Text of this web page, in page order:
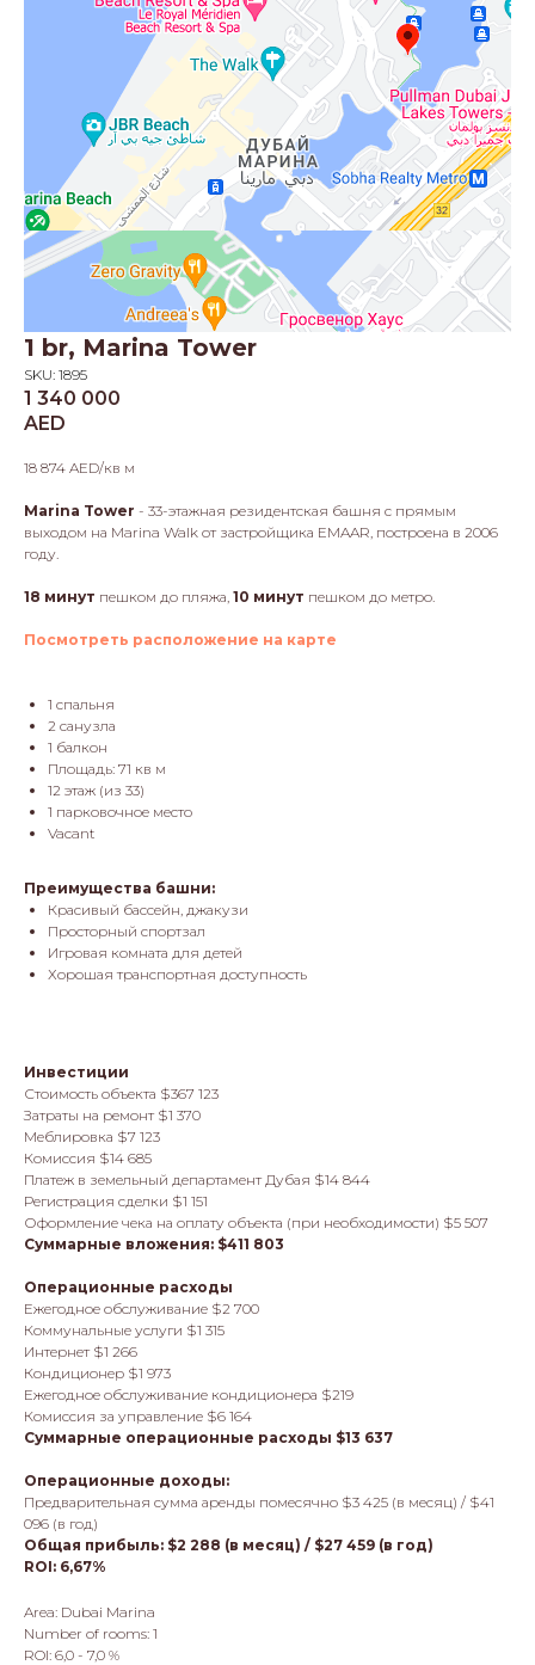
1 br, Marina Tower
SKU: 1895
1 340 000
AED
18 874 AED/кв м
Marina Tower - 33-этажная резидентская башня с прямым
выходом на Marina Walk от застройщика EMAAR, построена в 2006
году.
18 минут пешком до пляжа, 10 минут пешком до метро.
Посмотреть расположение на карте
1 спальня
2 санузла
1 балкон
Площадь: 71 кв м
12 этаж (из 33)
1 парковочное место
Vacant
Преимущества башни:
Красивый бассейн, джакузи
Просторный спортзал
Игровая комната для детей
Хорошая транспортная доступность
Инвестиции
Стоимость объекта $367 123
Затраты на ремонт $1 370
Меблировка $7 123
Комиссия $14 685
Платеж в земельный департамент Дубая $14 844
Регистрация сделки $1 151
Оформление чека на оплату объекта (при необходимости) $5 507
Суммарные вложения: $411 803
Операционные расходы
Ежегодное обслуживание $2 700
Коммунальные услуги $1 315
Интернет $1 266
Кондиционер $1 973
Ежегодное обслуживание кондиционера $219
Комиссия за управление $6 164
Суммарные операционные расходы $13 637
Операционные доходы:
Предварительная сумма аренды помесячно $3 425 (в месяц) / $41
096 (в год)
Общая прибыль: $2 288 (в месяц) / $27 459 (в год)
ROI: 6,67%
Area: Dubai Marina
Number of rooms: 1
ROI: 6,0 - 7,0 %